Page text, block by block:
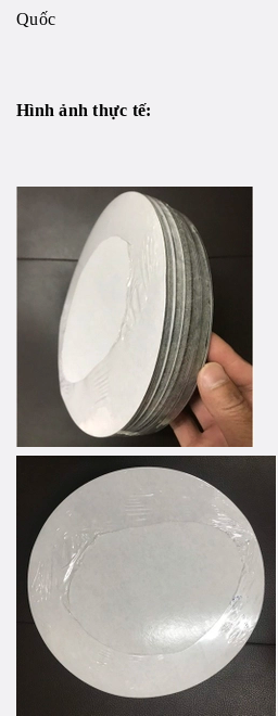
Quốc
Hình ảnh thực tế: